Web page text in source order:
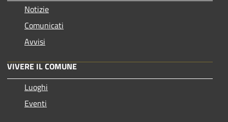
Notizie
Comunicati
Avvisi
VIVERE IL COMUNE
Luoghi
Eventi